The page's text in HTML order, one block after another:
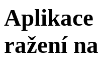
Aplikace
ražení